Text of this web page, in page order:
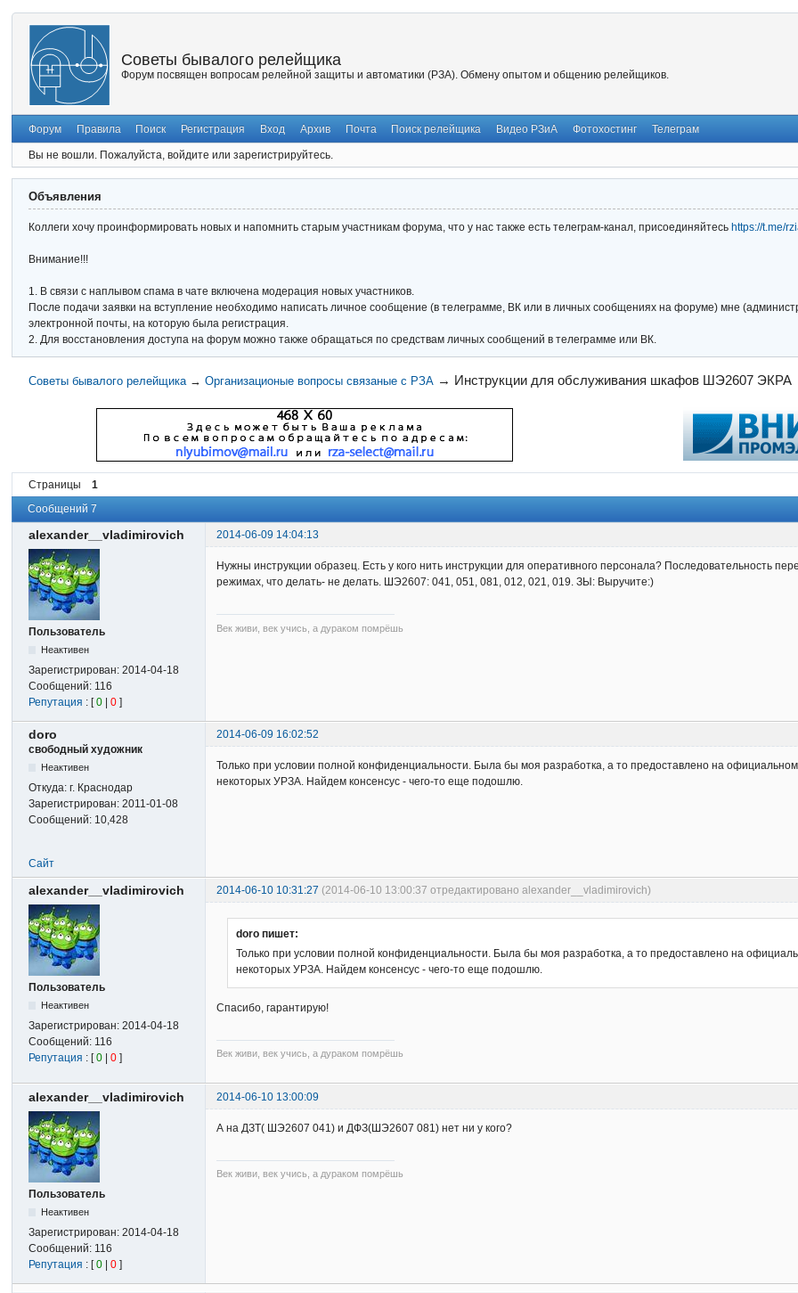
Советы бывалого релейщика
Форум посвящен вопросам релейной защиты и автоматики (РЗА). Обмену опытом и общению релейщиков.
Форум Правила Поиск Регистрация Вход Архив Почта Поиск релейщика Видео РЗиА Фотохостинг Телеграм
Вы не вошли. Пожалуйста, войдите или зарегистрируйтесь.
Объявления
Коллеги хочу проинформировать новых и напомнить старым участникам форума, что у нас также есть телеграм-канал, присоединяйтесь https://t.me/
Внимание!!!
1. В связи с наплывом спама в чате включена модерация новых участников.
После подачи заявки на вступление необходимо написать личное сообщение (в телеграмме, ВК или в личных сообщениях на форуме) мне
электронной почты, на которую была регистрация.
2. Для восстановления доступа на форум можно также обращаться по средствам личных сообщений в телеграмме или ВК.
Советы бывалого релейщика → Организационые вопросы связаные с РЗА → Инструкции для обслуживания шкафов ШЭ2607 ЭКРА
Страницы
1
Сообщений 7
alexander__vladimirovich 2014-06-09 14:04:13
Пользователь
Неактивен
Зарегистрирован:2014-04-18
Сообщений: 116
Репутация : [0 |0 ]
Нужны инструкции образец. Есть у кого нить инструкции для оперативного персонала? Последовательность
режимах, что делать- не делать. ШЭ2607: 041, 051, 081, 012, 021, 019. ЗЫ: Выручите:)
Век живи, век учись, а дураком помрёшь
doro
2014-06-09 16:02:52
свободный художник
Неактивен
Откуда:г. Краснодар
Зарегистрирован:2011-01-08
Сообщений: 10,428
Только при условии полной конфиденциальности. Была бы моя разработка, а то предоставлено на
некоторых УРЗА. Найдем консенсус - чего-то еще подошлю.
Сайт
alexander__vladimirovich 2014-06-10 10:31:27 (2014-06-10 13:00:37 отредактировано alexander__vladimirovich)
Пользователь
Неактивен
Зарегистрирован:2014-04-18
Сообщений: 116
Репутация : [0 |0 ]
doro пишет:
Только при условии полной конфиденциальности. Была бы моя разработка, а то предоставлено на
некоторых УРЗА. Найдем консенсус - чего-то еще подошлю.
Спасибо, гарантирую!
Век живи, век учись, а дураком помрёшь
alexander__vladimirovich 2014-06-10 13:00:09
Пользователь
Неактивен
Зарегистрирован:2014-04-18
Сообщений: 116
Репутация : [0 |0 ]
А на ДЗТ( ШЭ2607 041) и ДФЗ(ШЭ2607 081) нет ни у кого?
Век живи, век учись, а дураком помрёшь